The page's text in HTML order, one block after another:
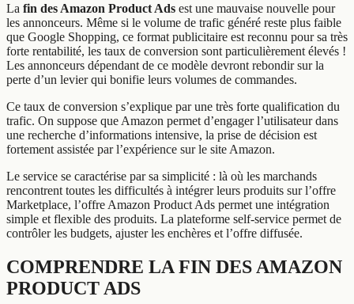
La fin des Amazon Product Ads est une mauvaise nouvelle pour
les annonceurs. Même si le volume de trafic généré reste plus faible
que Google Shopping, ce format publicitaire est reconnu pour sa très
forte rentabilité, les taux de conversion sont particulièrement élevés !
Les annonceurs dépendant de ce modèle devront rebondir sur la
perte d’un levier qui bonifie leurs volumes de commandes.
Ce taux de conversion s’explique par une très forte qualification du
trafic. On suppose que Amazon permet d’engager l’utilisateur dans
une recherche d’informations intensive, la prise de décision est
fortement assistée par l’expérience sur le site Amazon.
Le service se caractérise par sa simplicité : là où les marchands
rencontrent toutes les difficultés à intégrer leurs produits sur l’offre
Marketplace, l’offre Amazon Product Ads permet une intégration
simple et flexible des produits. La plateforme self-service permet de
contrôler les budgets, ajuster les enchères et l’offre diffusée.
COMPRENDRE LA FIN DES AMAZON
PRODUCT ADS